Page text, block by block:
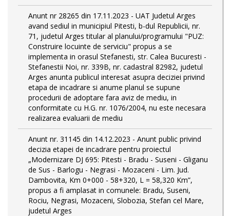
Anunt nr 28265 din 17.11.2023 - UAT Judetul Arges
avand sediul in municipiul Pitesti, b-dul Republicii, nr.
71, judetul Arges titular al planului/programului "PUZ:
Construire locuinte de serviciu" propus a se
implementa in orasul Stefanesti, str. Calea Bucuresti -
Stefanestii Noi, nr. 339B, nr. cadastral 82982, judetul
Arges anunta publicul interesat asupra deciziei privind
etapa de incadrare si anume planul se supune
procedurii de adoptare fara aviz de mediu, in
conformitate cu H.G. nr. 1076/2004, nu este necesara
realizarea evaluarii de mediu
Anunt nr. 31145 din 14.12.2023 - Anunt public privind
decizia etapei de incadrare pentru proiectul
„Modernizare DJ 695: Pitesti - Bradu - Suseni - Gliganu
de Sus - Barlogu - Negrasi - Mozaceni - Lim. Jud.
Dambovita, Km 0+000 - 58+320, L = 58,320 Km”,
propus a fi amplasat in comunele: Bradu, Suseni,
Rociu, Negrasi, Mozaceni, Slobozia, Stefan cel Mare,
judetul Arges